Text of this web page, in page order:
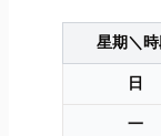
星期＼
日
一